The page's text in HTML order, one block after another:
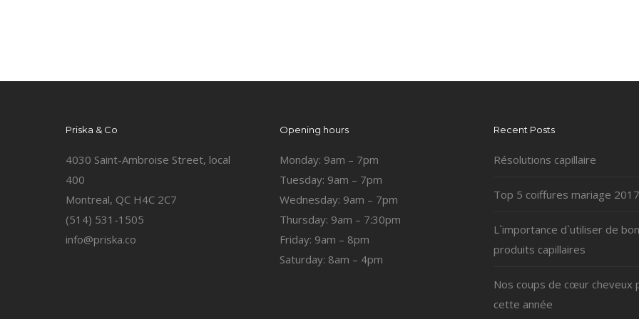
Priska & Co
4030 Saint-Ambroise Street, local
400
Montreal, QC H4C 2C7
(514) 531-1505
info@priska.co
Opening hours
Monday: 9am – 7pm
Tuesday: 9am – 7pm
Wednesday: 9am – 7pm
Thursday: 9am – 7:30pm
Friday: 9am – 8pm
Saturday: 8am – 4pm
Recent Posts
Résolutions capillaire
Top 5 coiffures mariage 2017
L`importance d`utiliser de bon
produits capillaires
Nos coups de cœur cheveux
cette année